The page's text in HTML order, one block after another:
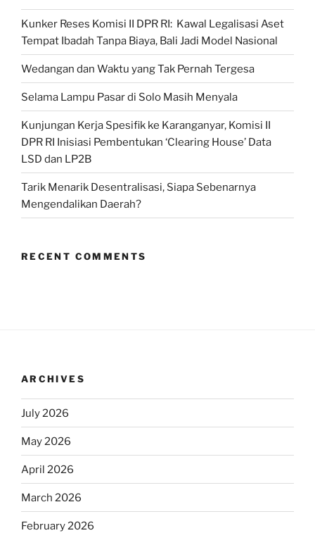
Berbagai
Agenda
Strategis
di
Tahun
2024”
Kunker Reses Komisi II DPR RI: Kawal Legalisasi Aset
Tempat Ibadah Tanpa Biaya, Bali Jadi Model Nasional
Wedangan dan Waktu yang Tak Pernah Tergesa
Selama Lampu Pasar di Solo Masih Menyala
Kunjungan Kerja Spesifik ke Karanganyar, Komisi II
DPR RI Inisiasi Pembentukan ‘Clearing House’ Data
LSD dan LP2B
Tarik Menarik Desentralisasi, Siapa Sebenarnya
Mengendalikan Daerah?
RECENT COMMENTS
ARCHIVES
July 2026
May 2026
April 2026
March 2026
February 2026